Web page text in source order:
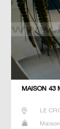
MAISON 43
LE